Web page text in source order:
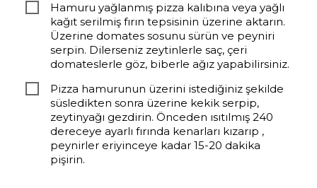
Hamuru yağlanmış pizza kalıbına veya yağlı
kağıt serilmiş fırın tepsisinin üzerine aktarın.
Üzerine domates sosunu sürün ve peyniri
serpin. Dilerseniz zeytinlerle saç, çeri
domateslerle göz, biberle ağız yapabilirsiniz.
Pizza hamurunun üzerini istediğiniz şekilde
süsledikten sonra üzerine kekik serpip,
zeytinyağı gezdirin. Önceden ısıtılmış 240
dereceye ayarlı fırında kenarları kızarıp ,
peynirler eriyinceye kadar 15-20 dakika
pişirin.